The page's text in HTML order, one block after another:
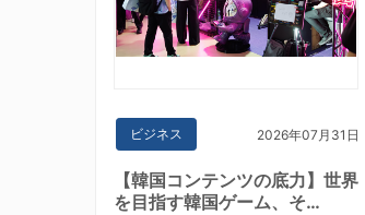
ビジネス 2026年07月31日
【韓国コンテンツの底力】世界
を目指す韓国ゲーム、そ…